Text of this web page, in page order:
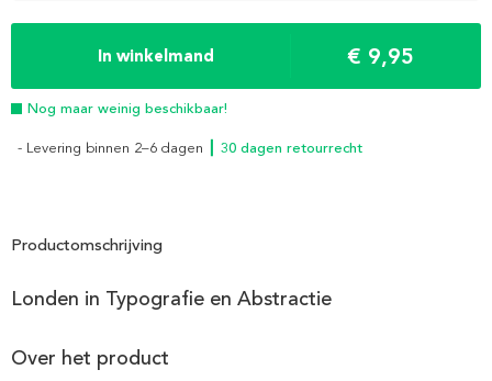
In winkelmand € 9,95
Nog maar weinig beschikbaar!
- Levering binnen 2–6 dagen ┃ 30 dagen retourrecht
Productomschrijving
Londen in Typografie en Abstractie
Over het product